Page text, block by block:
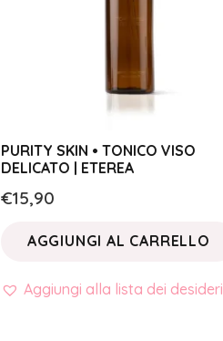
PURITY SKIN • TONICO VISO
DELICATO | ETEREA
€15,90
AGGIUNGI AL CARRELLO
Aggiungi alla lista dei desideri